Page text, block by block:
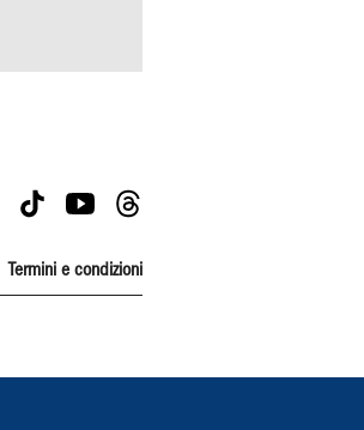
Termini e condizioni